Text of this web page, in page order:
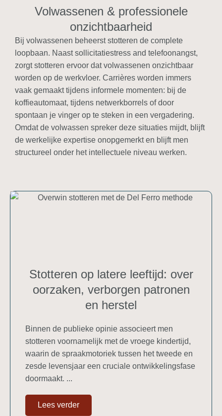
Volwassenen & professionele
onzichtbaarheid
Bij volwassenen beheerst stotteren de complete
loopbaan. Naast sollicitatiestress and telefoonangst,
zorgt stotteren ervoor dat volwassenen onzichtbaar
worden op de werkvloer. Carrières worden immers
vaak gemaakt tijdens informele momenten: bij de
koffieautomaat, tijdens netwerkborrels of door
spontaan je vinger op te steken in een vergadering.
Omdat de volwassen spreker deze situaties mijdt, blijft
de werkelijke expertise onopgemerkt en blijft men
structureel onder het intellectuele niveau werken.
Stotteren op latere leeftijd: over
oorzaken, verborgen patronen
en herstel
Binnen de publieke opinie associeert men
stotteren voornamelijk met de vroege kindertijd,
waarin de spraakmotoriek tussen het tweede en
zesde levensjaar een cruciale ontwikkelingsfase
doormaakt. ...
Lees verder